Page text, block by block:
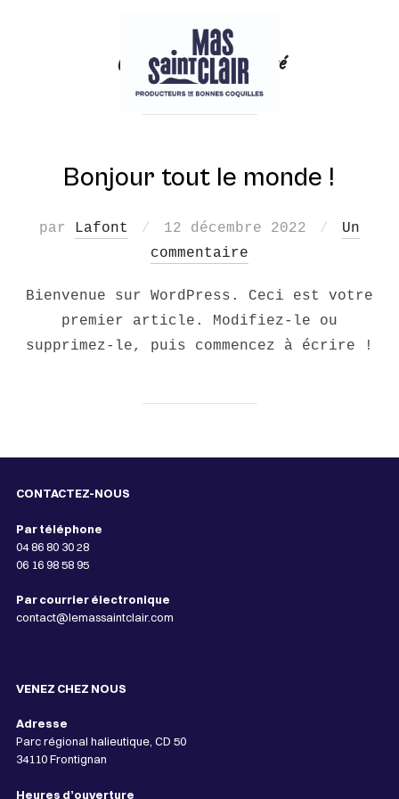
Catégorie :Non classé
Bonjour tout le monde !
par Lafont
Publié
le
12 décembre 2022
Un
commentaire
Bienvenue sur WordPress. Ceci est votre
premier article. Modifiez-le ou
supprimez-le, puis commencez à écrire !
CONTACTEZ-NOUS
Par téléphone
04 86 80 30 28
06 16 98 58 95
Par courrier électronique
contact@lemassaintclair.com
VENEZ CHEZ NOUS
Adresse
Parc régional halieutique, CD 50
34110 Frontignan
Heures d’ouverture